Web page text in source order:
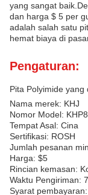
yang sangat
dan harga $ 5 per
adalah salah satu
hemat biaya di
Pengaturan:
Pita Polyimide yang
Nama merek: KHJ
Nomor Model:
Tempat Asal: Cina
Sertifikasi: ROSH
Jumlah pesanan
Harga: $5
Rincian kemasan:
Waktu Pengiriman:
Syarat